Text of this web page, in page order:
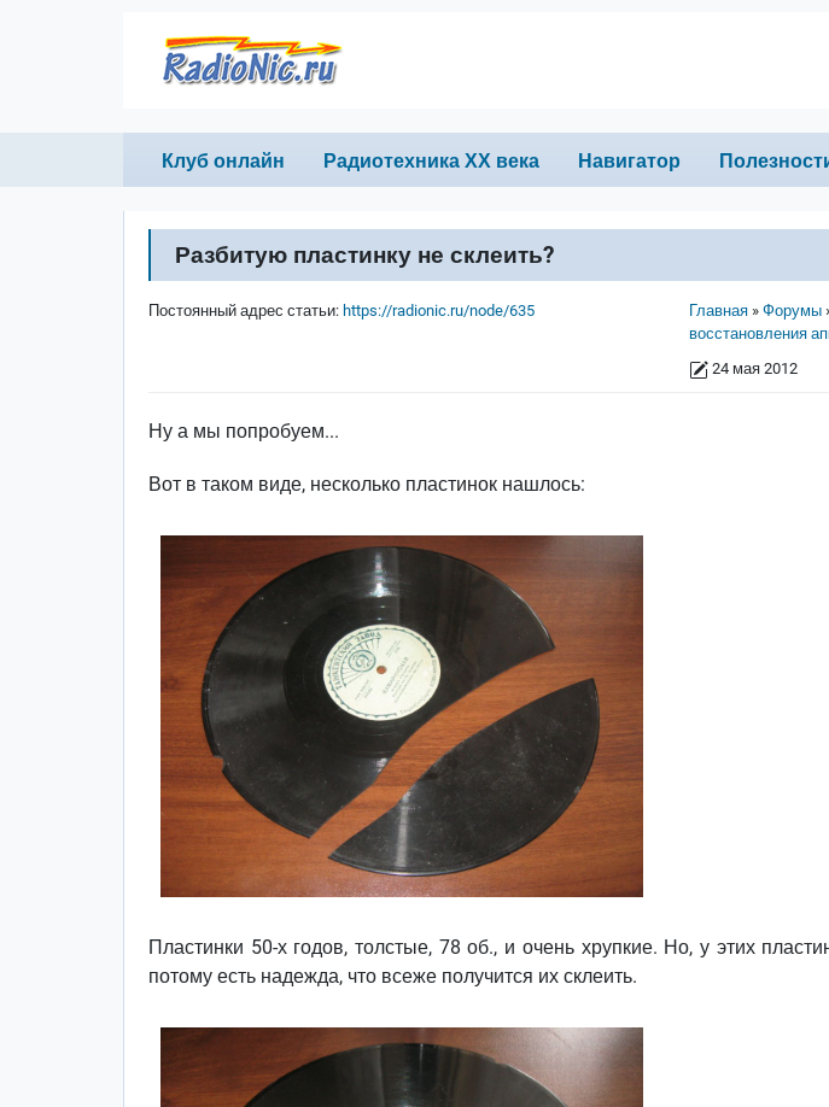
Primary links
Клуб онлайн Радиотехника ХХ века Навигатор
Разбитую пластинку не склеить?
Строка
Главная Форумы
восстановления
24 мая 2012
Постоянный адрес статьи: https://radionic.ru/node/635
Ну а мы попробуем...
Вот в таком виде, несколько пластинок нашлось:
Пластинки 50-х годов, толстые, 78 об., и очень хрупкие. Но, у этих
потому есть надежда, что всеже получится их склеить.